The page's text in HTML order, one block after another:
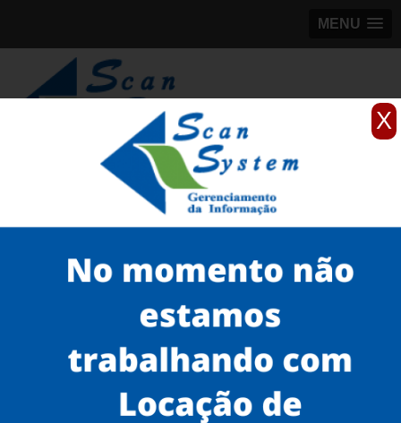
X
MENU
98184-5245
Scanner para grandes formatos
scanner A0 preço Penha
Serviços